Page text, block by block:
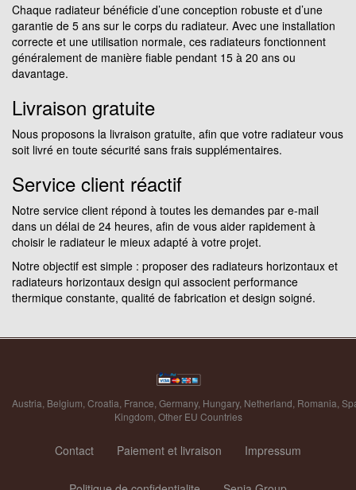
Chaque radiateur bénéficie d’une conception robuste et d’une
garantie de 5 ans sur le corps du radiateur. Avec une installation
correcte et une utilisation normale, ces radiateurs fonctionnent
généralement de manière fiable pendant 15 à 20 ans ou
davantage.
Livraison gratuite
Nous proposons la livraison gratuite, afin que votre radiateur vous
soit livré en toute sécurité sans frais supplémentaires.
Service client réactif
Notre service client répond à toutes les demandes par e-mail
dans un délai de 24 heures, afin de vous aider rapidement à
choisir le radiateur le mieux adapté à votre projet.
Notre objectif est simple : proposer des radiateurs horizontaux et
radiateurs horizontaux design qui associent performance
thermique constante, qualité de fabrication et design soigné.
Austria Belgium Croatia France Germany, Hungary, Netherland Romania
Kingdom Other EU Countries
Contact Paiement et livraison Impressum